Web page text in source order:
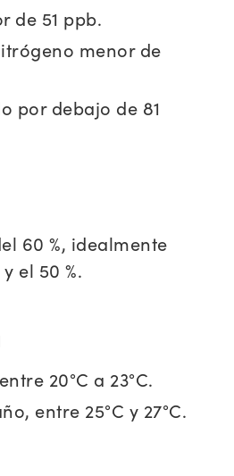
de 51 ppb.
menor de
por debajo de 81
60 %, idealmente
el 50 %.
20°C a 23°C.
entre 25°C y 27°C.